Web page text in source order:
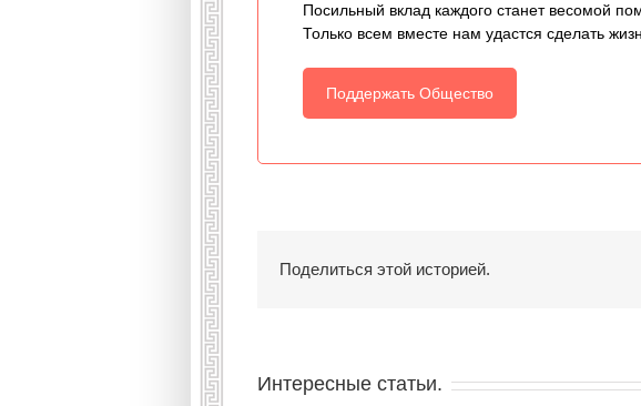
Посильный вклад каждого станет весомой
Только всем вместе нам удастся сделать
Поддержать Общество
Поделиться этой историей.
Интересные статьи.